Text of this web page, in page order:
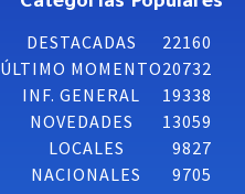
DESTACADAS
22160
ÚLTIMO MOMENTO20732
INF. GENERAL
19338
NOVEDADES
13059
LOCALES
9827
NACIONALES
9705